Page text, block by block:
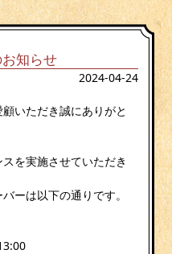
知らせ
2024-04-24
いただき誠にありがと
を実施させていただき
ーは以下の通りです。